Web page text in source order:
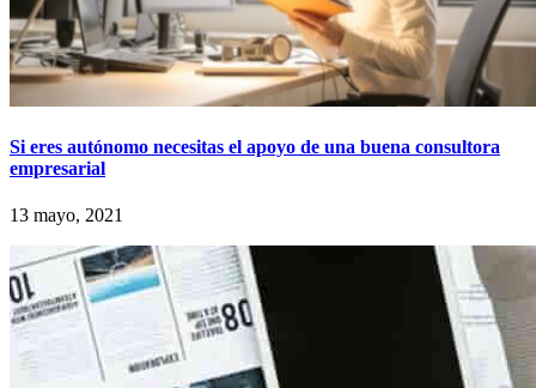
Si eres autónomo necesitas el apoyo de una buena consultora
empresarial
13 mayo, 2021